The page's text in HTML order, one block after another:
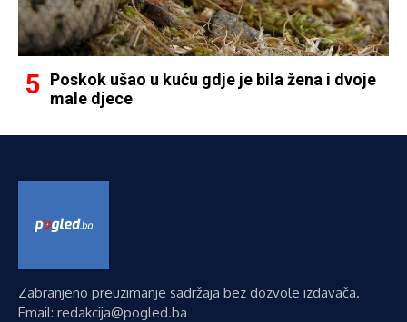
Poskok ušao u kuću gdje je bila žena i dvoje
male djece
Zabranjeno preuzimanje sadržaja bez dozvole izdavača.
Email: redakcija@pogled.ba